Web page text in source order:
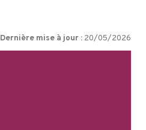
Dernière mise à jour : 20/05/2026